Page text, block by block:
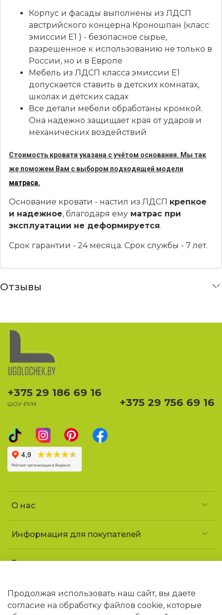
Корпус и фасады выполнены из ЛДСП
австрийского концерна Кроношпан (класс
эмиссии Е1 ) - безопасное сырье,
разрешенное к использованию не только в
России, но и в Европе
Мебель из ЛДСП класса эмиссии Е1
допускается ставить в детских комнатах,
школах и детских садах
Все детали мебели обработаны кромкой.
Она надежно защищает края от ударов и
механических воздействий
Стоимость кровати указана с учётом основания. Мы так
же поможем Вам с выбором подходящей модели
матраса.
Основание кровати - настил из ЛДСП крепкое
и надежное, благодаря ему матрас при
эксплуатации не деформируется.
Срок гарантии - 24 месяца. Срок службы - 7 лет.
Отзывы
О нас
Информация для покупателей
Реквизиты и контакты
УНП 690852163
Юридический адрес: 223141 Минская обл.,
+375 29 186 69 16
ШОУ-РУМ +375 29 756 69 16
Продолжая использовать наш сайт, вы даете
согласие на обработку файлов cookie, которые